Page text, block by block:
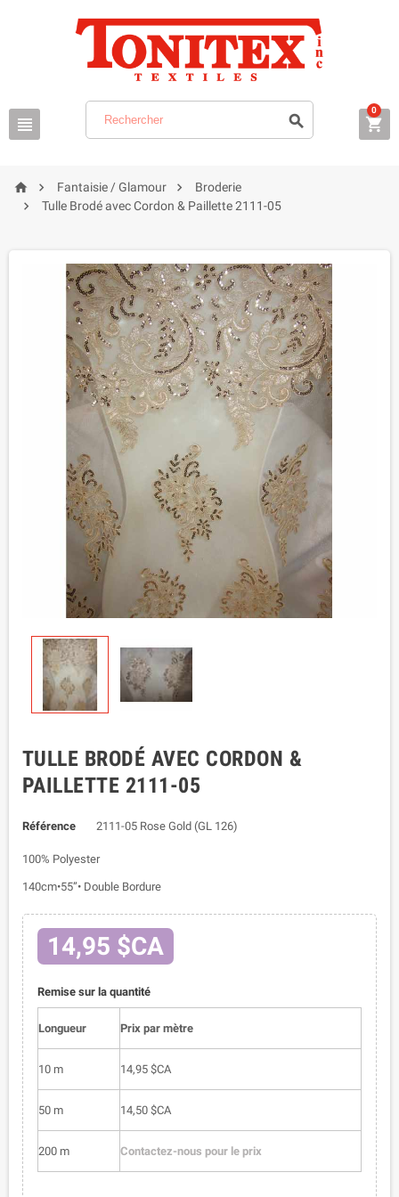
  
0
  Fantaisie / Glamour  Broderie
 Tulle Brodé avec Cordon & Paillette 2111-05
TULLE BRODÉ AVEC CORDON &
PAILLETTE 2111-05
Référence 2111-05 Rose Gold (GL 126)
100% Polyester
140cm•55”• Double Bordure
14,95 $CA
Remise sur la quantité
Longueur Prix par mètre
10 m 14,95 $CA
50 m 14,50 $CA
200 m Contactez-nous pour le prix